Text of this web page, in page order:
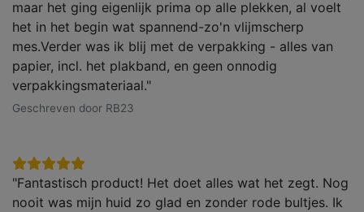
maar het ging eigenlijk prima op alle plekken, al voelt
het in het begin wat spannend-zo'n vlijmscherp
mes.Verder was ik blij met de verpakking - alles van
papier, incl. het plakband, en geen onnodig
verpakkingsmateriaal."
Geschreven door RB23
"Fantastisch product! Het doet alles wat het zegt. Nog
nooit was mijn huid zo glad en zonder rode bultjes. Ik